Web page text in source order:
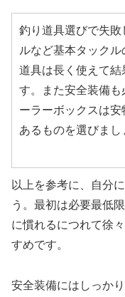
釣り道具選びで失
ルなど基本タック
道具は長く使えて結
す。また安全装備も
ーラーボックスは
あるものを選びまし
以上を参考に、自分
う。最初は必要最低
に慣れるにつれて徐
すめです。
安全装備にはしっか